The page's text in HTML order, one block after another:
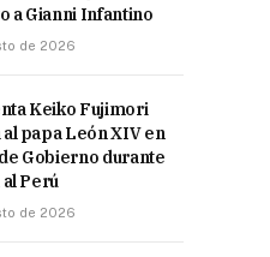
a Gianni Infantino
de 2026
Keiko Fujimori
papa León XIV en
Gobierno durante
Perú
de 2026